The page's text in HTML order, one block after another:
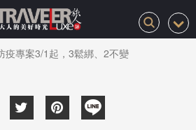
疫專案3/1起，3鬆綁、2不變